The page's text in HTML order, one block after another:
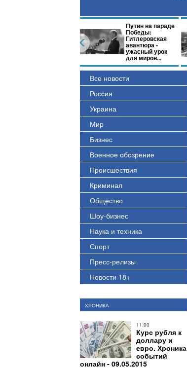
Путин на параде
Победы:
Гитлеровская
авантюра -
ужасный урок
для миров...
Все новости
Россия
Украина
Мир
Бизнес
Военное обозрение
Происшествия
Криминал
Общество
Шоу-бизнес
Наука и техника
Спорт
Пресс-релизы
Новости 18+
ХРОНИКА
11:00
Курс рубля к
доллару и
евро. Хроника
событий
онлайн - 09.05.2015